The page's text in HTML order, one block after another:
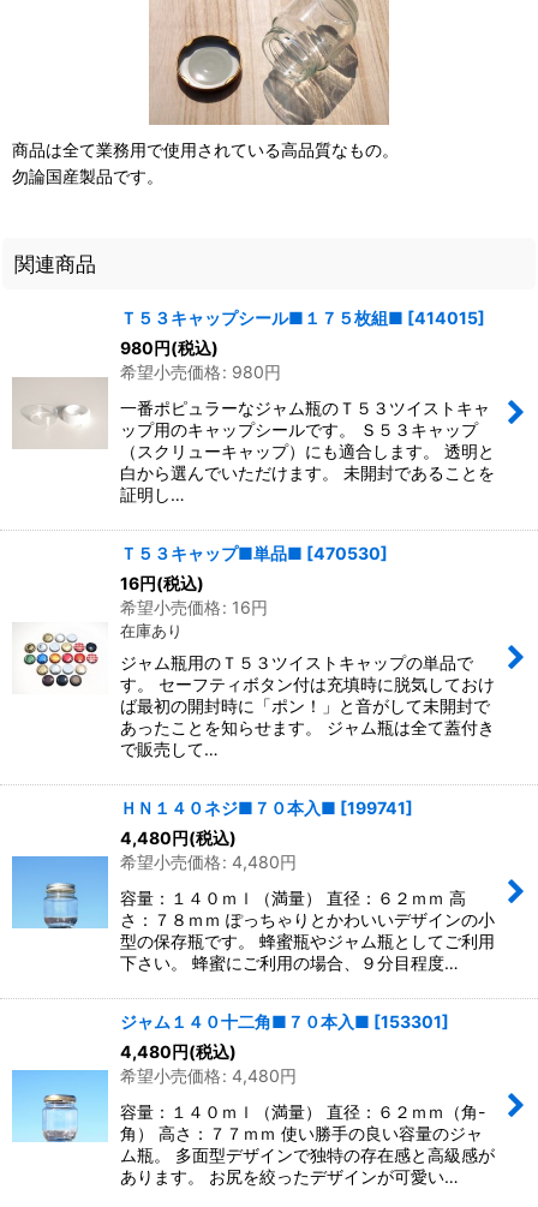
商品は全て業務用で使用されている高品質なもの。
勿論国産製品です。
関連商品
Ｔ５３キャップシール■１７５枚組■ [414015]
980円(税込)
希望小売価格: 980円
一番ポピュラーなジャム瓶のＴ５３ツイストキャ
ップ用のキャップシールです。 Ｓ５３キャップ
（スクリューキャップ）にも適合します。 透明と
白から選んでいただけます。 未開封であることを
証明し…
Ｔ５３キャップ■単品■ [470530]
16円(税込)
希望小売価格: 16円
在庫あり
ジャム瓶用のＴ５３ツイストキャップの単品で
す。 セーフティボタン付は充填時に脱気しておけ
ば最初の開封時に「ポン！」と音がして未開封で
あったことを知らせます。 ジャム瓶は全て蓋付き
で販売して…
ＨＮ１４０ネジ■７０本入■ [199741]
4,480円(税込)
希望小売価格: 4,480円
容量：１４０ｍｌ（満量） 直径：６２ｍｍ 高
さ：７８ｍｍ ぽっちゃりとかわいいデザインの小
型の保存瓶です。 蜂蜜瓶やジャム瓶としてご利用
下さい。 蜂蜜にご利用の場合、９分目程度…
ジャム１４０十二角■７０本入■ [153301]
4,480円(税込)
希望小売価格: 4,480円
容量：１４０ｍｌ（満量） 直径：６２ｍｍ（角-
角） 高さ：７７ｍｍ 使い勝手の良い容量のジャ
ム瓶。 多面型デザインで独特の存在感と高級感が
あります。 お尻を絞ったデザインが可愛い…